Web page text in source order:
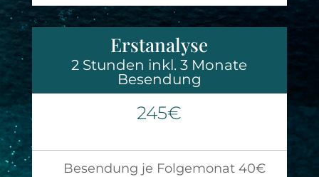
Erstanalyse
2 Stunden inkl. 3 Monate
Besendung
245€
Besendung je Folgemonat 40€